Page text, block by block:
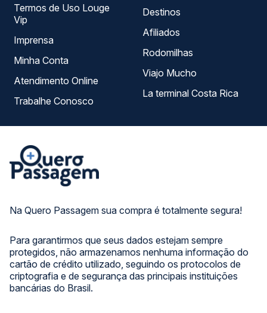
Na Quero Passagem sua compra é totalmente segura!
Para garantirmos que seus dados estejam sempre
protegidos, não armazenamos nenhuma informação do
cartão de crédito utilizado, seguindo os protocolos de
criptografia e de segurança das principais instituições
bancárias do Brasil.
Termos de Uso Louge
Vip
Imprensa
Minha Conta
Atendimento Online
Trabalhe Conosco
Destinos
Afiliados
Rodomilhas
Viajo Mucho
La terminal Costa Rica